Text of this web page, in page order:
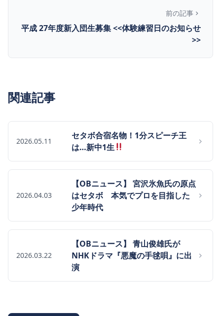
前の記事
平成 27年度新入団生募集 <<体験練習日のお知らせ
>>
関連記事
2026.05.11
セタボ合宿名物！1分スピーチ王
は…新中1生
2026.04.03
【OBニュース】 宮沢氷魚氏の原点
はセタボ 本気でプロを目指した
少年時代
2026.03.22
【OBニュース】 青山俊雄氏が
NHKドラマ『悪魔の手毬唄』に出
演